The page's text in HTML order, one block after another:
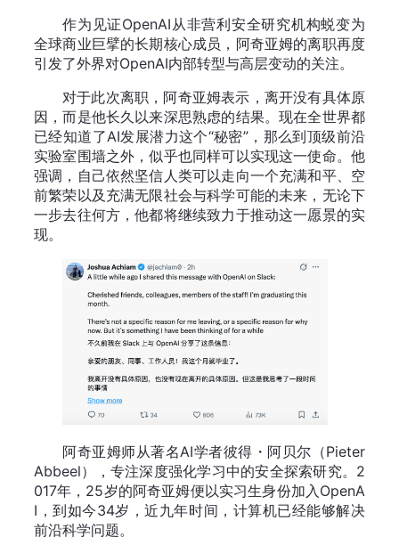
作为见证OpenAI从非营利安全研究机构蜕变为
全球商业巨擘的长期核心成员，阿奇亚姆的离职再度
引发了外界对OpenAI内部转型与高层变动的关注。
对于此次离职，阿奇亚姆表示，离开没有具体原
因，而是他长久以来深思熟虑的结果。现在全世界都
已经知道了AI发展潜力这个“秘密”，那么到顶级前沿
实验室围墙之外，似乎也同样可以实现这一使命。他
强调，自己依然坚信人类可以走向一个充满和平、空
前繁荣以及充满无限社会与科学可能的未来，无论下
一步去往何方，他都将继续致力于推动这一愿景的实
现。
阿奇亚姆师从著名AI学者彼得・阿贝尔（Pieter
Abbeel），专注深度强化学习中的安全探索研究。2
017年，25岁的阿奇亚姆便以实习生身份加入OpenA
I，到如今34岁，近九年时间，计算机已经能够解决
前沿科学问题。